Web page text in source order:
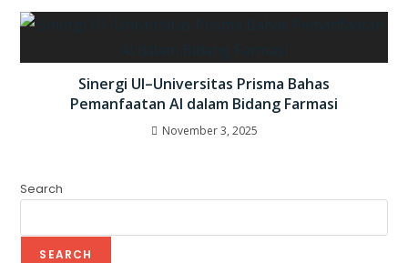
Sinergi UI–Universitas Prisma Bahas
Pemanfaatan AI dalam Bidang Farmasi
November 3, 2025
Search
SEARCH